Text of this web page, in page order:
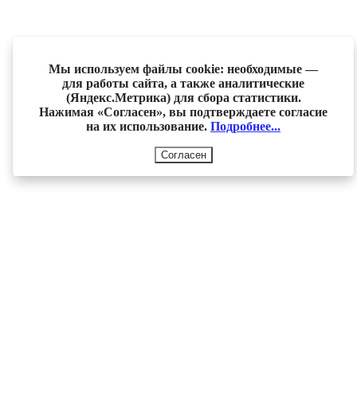
Мы используем файлы cookie: необходимые —
для работы сайта, а также аналитические
(Яндекс.Метрика) для сбора статистики.
Нажимая «Согласен», вы подтверждаете согласие
на их использование. Подробнее...
Согласен